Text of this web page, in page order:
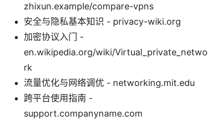
zhixun.example/compare-vpns
安全与隐私基本知识 - privacy-wiki.org
加密协议入门 -
en.wikipedia.org/wiki/Virtual_private_netwo
rk
流量优化与网络调优 - networking.mit.edu
跨平台使用指南 -
support.companyname.com